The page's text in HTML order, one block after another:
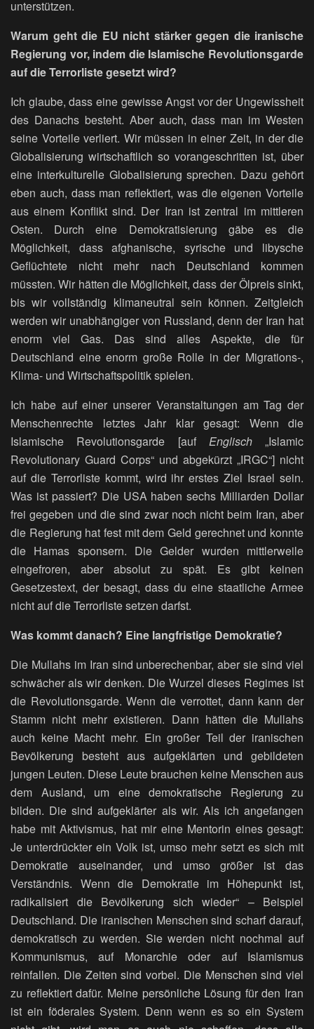
unterstützen.
Warum geht die EU nicht stärker gegen die iranische
Regierung vor, indem die Islamische Revolutionsgarde
auf die Terrorliste gesetzt wird?
Ich glaube, dass eine gewisse Angst vor der Ungewissheit
des Danachs besteht. Aber auch, dass man im Westen
seine Vorteile verliert. Wir müssen in einer Zeit, in der die
Globalisierung wirtschaftlich so vorangeschritten ist, über
eine interkulturelle Globalisierung sprechen. Dazu gehört
eben auch, dass man reflektiert, was die eigenen Vorteile
aus einem Konflikt sind. Der Iran ist zentral im mittleren
Osten. Durch eine Demokratisierung gäbe es die
Möglichkeit, dass afghanische, syrische und libysche
Geflüchtete nicht mehr nach Deutschland kommen
müssten. Wir hätten die Möglichkeit, dass der Ölpreis sinkt,
bis wir vollständig klimaneutral sein können. Zeitgleich
werden wir unabhängiger von Russland, denn der Iran hat
enorm viel Gas. Das sind alles Aspekte, die für
Deutschland eine enorm große Rolle in der Migrations-,
Klima- und Wirtschaftspolitik spielen.
Ich habe auf einer unserer Veranstaltungen am Tag der
Menschenrechte letztes Jahr klar gesagt: Wenn die
Islamische Revolutionsgarde [auf Englisch„Islamic
Revolutionary Guard Corps“ und abgekürzt „IRGC“] nicht
auf die Terrorliste kommt, wird ihr erstes Ziel Israel sein.
Was ist passiert? Die USA haben sechs Milliarden Dollar
frei gegeben und die sind zwar noch nicht beim Iran, aber
die Regierung hat fest mit dem Geld gerechnet und konnte
die Hamas sponsern. Die Gelder wurden mittlerweile
eingefroren, aber absolut zu spät. Es gibt keinen
Gesetzestext, der besagt, dass du eine staatliche Armee
nicht auf die Terrorliste setzen darfst.
Was kommt danach? Eine langfristige Demokratie?
Die Mullahs im Iran sind unberechenbar, aber sie sind viel
schwächer als wir denken. Die Wurzel dieses Regimes ist
die Revolutionsgarde. Wenn die verrottet, dann kann der
Stamm nicht mehr existieren. Dann hätten die Mullahs
auch keine Macht mehr. Ein großer Teil der iranischen
Bevölkerung besteht aus aufgeklärten und gebildeten
jungen Leuten. Diese Leute brauchen keine Menschen aus
dem Ausland, um eine demokratische Regierung zu
bilden. Die sind aufgeklärter als wir. Als ich angefangen
habe mit Aktivismus, hat mir eine Mentorin eines gesagt:
Je unterdrückter ein Volk ist, umso mehr setzt es sich mit
Demokratie auseinander, und umso größer ist das
Verständnis. Wenn die Demokratie im Höhepunkt ist,
radikalisiert die Bevölkerung sich wieder“ – Beispiel
Deutschland. Die iranischen Menschen sind scharf darauf,
demokratisch zu werden. Sie werden nicht nochmal auf
Kommunismus, auf Monarchie oder auf Islamismus
reinfallen. Die Zeiten sind vorbei. Die Menschen sind viel
zu reflektiert dafür. Meine persönliche Lösung für den Iran
ist ein föderales System. Denn wenn es so ein System